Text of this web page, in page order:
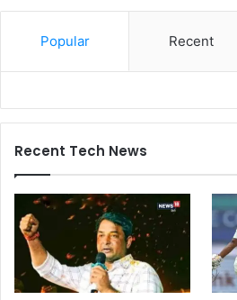
Popular Recent
Recent Tech News